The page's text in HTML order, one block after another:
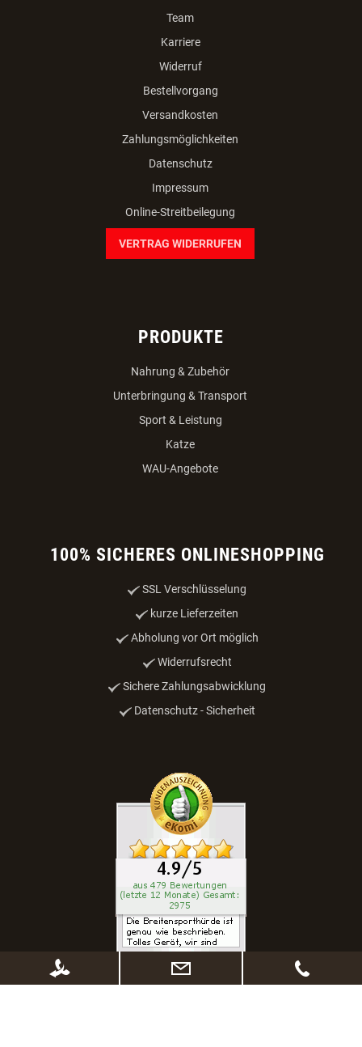
Team
Karriere
Widerruf
Bestellvorgang
Versandkosten
Zahlungsmöglichkeiten
Datenschutz
Impressum
Online-Streitbeilegung
VERTRAG WIDERRUFEN
PRODUKTE
Nahrung & Zubehör
Unterbringung & Transport
Sport & Leistung
Katze
WAU-Angebote
100% SICHERES ONLINESHOPPING
SSL Verschlüsselung
kurze Lieferzeiten
Abholung vor Ort möglich
Widerrufsrecht
Sichere Zahlungsabwicklung
Datenschutz - Sicherheit